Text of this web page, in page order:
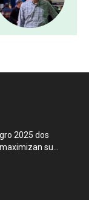
2025 dos
su...